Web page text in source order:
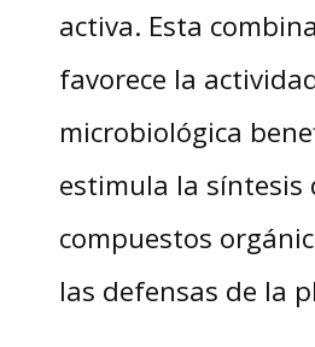
activa. Esta
favorece la
microbiológica
estimula la síntesis
compuestos
las defensas de la